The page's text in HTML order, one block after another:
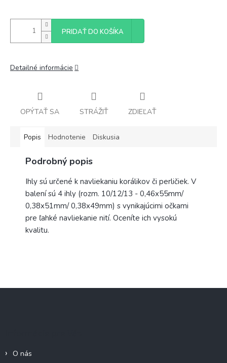
PRIDAŤ DO KOŠÍKA
Detailné informácie
OPÝTAŤ SA STRÁŽIŤ ZDIEĽAŤ
Popis Hodnotenie Diskusia
Podrobný popis
Ihly sú určené k navliekaniu korálikov či perličiek. V
balení sú 4 ihly (rozm. 10/12/13 - 0,46x55mm/
0,38x51mm/ 0,38x49mm) s vynikajúcimi očkami
pre ľahké navliekanie nití. Oceníte ich vysokú
kvalitu.
O nás